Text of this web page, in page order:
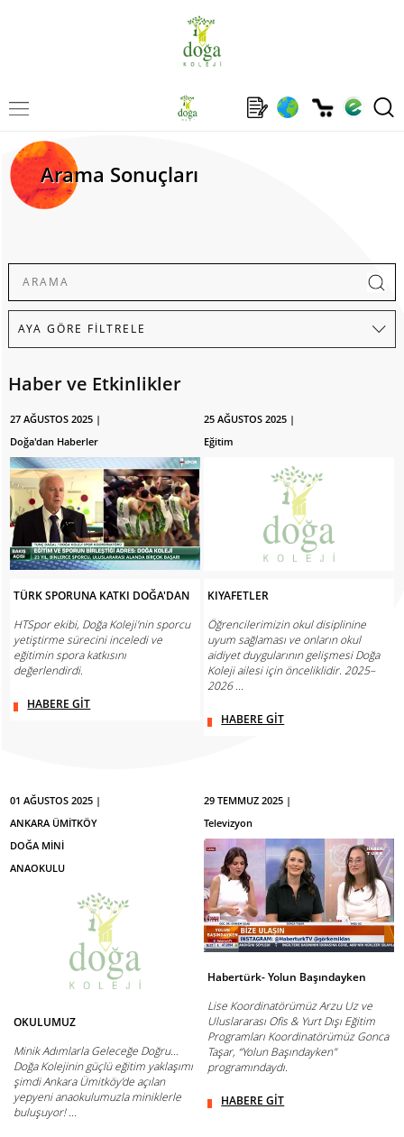
Arama Sonuçları
Haber ve Etkinlikler
27 AĞUSTOS 2025 |
Doğa'dan Haberler
TÜRK SPORUNA KATKI DOĞA'DAN
HTSpor ekibi, Doğa Koleji'nin sporcu
yetiştirme sürecini inceledi ve
eğitimin spora katkısını
değerlendirdi.
HABERE GİT
25 AĞUSTOS 2025 |
Eğitim
KIYAFETLER
Öğrencilerimizin okul disiplinine
uyum sağlaması ve onların okul
aidiyet duygularının gelişmesi Doğa
Koleji ailesi için önceliklidir. 2025–
2026 ...
HABERE GİT
01 AĞUSTOS 2025 |
ANKARA ÜMİTKÖY
DOĞA MİNİ
ANAOKULU
OKULUMUZ
Minik Adımlarla Geleceğe Doğru…
Doğa Kolejinin güçlü eğitim yaklaşımı
şimdi Ankara Ümitköy’de açılan
yepyeni anaokulumuzla miniklerle
buluşuyor! ...
29 TEMMUZ 2025 |
Televizyon
Habertürk- Yolun Başındayken
Lise Koordinatörümüz Arzu Uz ve
Uluslararası Ofis & Yurt Dışı Eğitim
Programları Koordinatörümüz Gonca
Taşar, “Yolun Başındayken"
programındaydı.
HABERE GİT